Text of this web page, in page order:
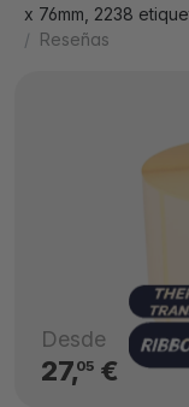
x 76mm, 2238
Reseñas
Desde
27,05€